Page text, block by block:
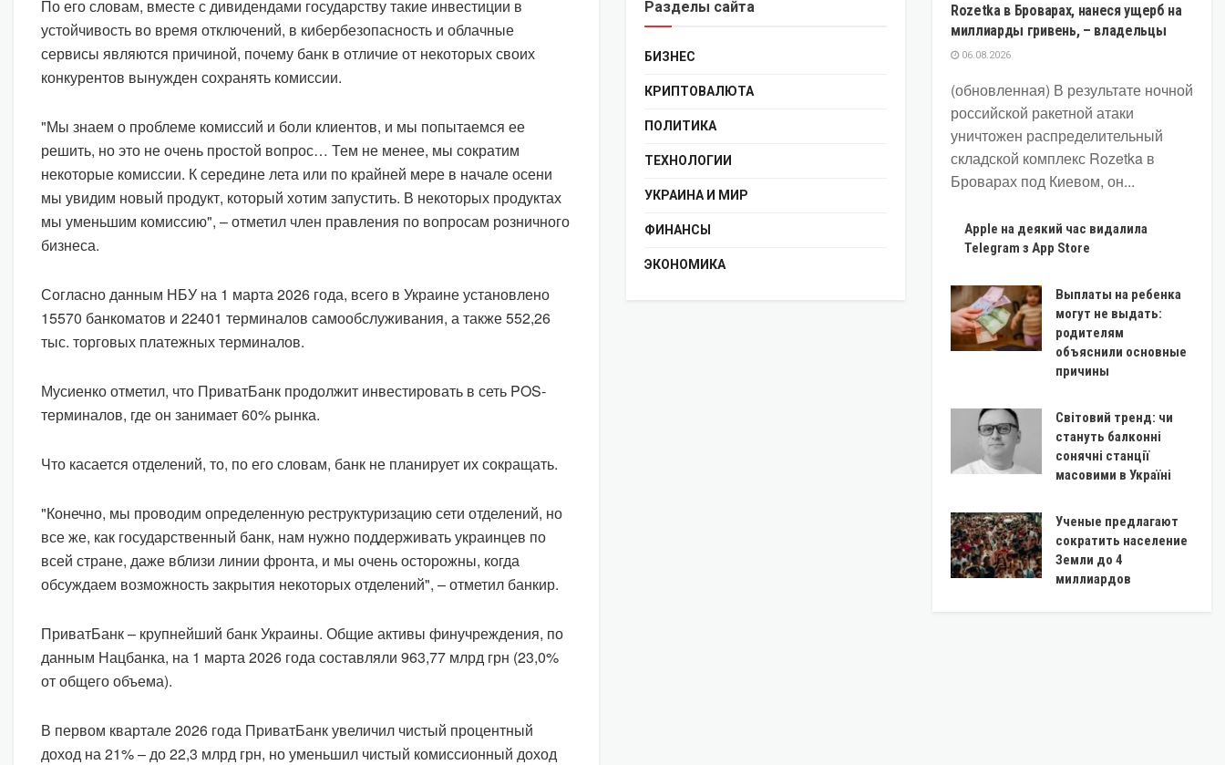
По его словам, вместе с дивидендами государству такие инвестиции в
устойчивость во время отключений, в кибербезопасность и облачные
сервисы являются причиной, почему банк в отличие от некоторых своих
конкурентов вынужден сохранять комиссии.
"Мы знаем о проблеме комиссий и боли клиентов, и мы попытаемся ее
решить, но это не очень простой вопрос… Тем не менее, мы сократим
некоторые комиссии. К середине лета или по крайней мере в начале осени
мы увидим новый продукт, который хотим запустить. В некоторых продуктах
мы уменьшим комиссию", – отметил член правления по вопросам розничного
бизнеса.
Согласно данным НБУ на 1 марта 2026 года, всего в Украине установлено
15570 банкоматов и 22401 терминалов самообслуживания, а также 552,26
тыс. торговых платежных терминалов.
Мусиенко отметил, что ПриватБанк продолжит инвестировать в сеть POS-
терминалов, где он занимает 60% рынка.
Что касается отделений, то, по его словам, банк не планирует их сокращать.
"Конечно, мы проводим определенную реструктуризацию сети отделений, но
все же, как государственный банк, нам нужно поддерживать украинцев по
всей стране, даже вблизи линии фронта, и мы очень осторожны, когда
обсуждаем возможность закрытия некоторых отделений", – отметил банкир.
ПриватБанк – крупнейший банк Украины. Общие активы финучреждения, по
данным Нацбанка, на 1 марта 2026 года составляли 963,77 млрд грн (23,0%
от общего объема).
В первом квартале 2026 года ПриватБанк увеличил чистый процентный
доход на 21% – до 22,3 млрд грн, но уменьшил чистый комиссионный доход
Разделы сайта
БИЗНЕС
КРИПТОВАЛЮТА
ПОЛИТИКА
ТЕХНОЛОГИИ
УКРАИНА И МИР
ФИНАНСЫ
ЭКОНОМИКА
Rozetka в Броварах, нанеся ущерб на
миллиарды гривень, – владельцы
06.08.2026
(обновленная) В результате ночной
российской ракетной атаки
уничтожен распределительный
складской комплекс Rozetka в
Броварах под Киевом, он...
Apple на деякий час видалила
Telegram з App Store
Выплаты на ребенка
могут не выдать:
родителям
объяснили основные
причины
Світовий тренд: чи
стануть балконні
сонячні станції
масовими в Україні
Ученые предлагают
сократить население
Земли до 4
миллиардов